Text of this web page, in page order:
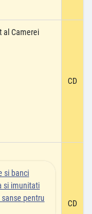
al Camerei
CD
si banci
si imunitati
pentru
CD